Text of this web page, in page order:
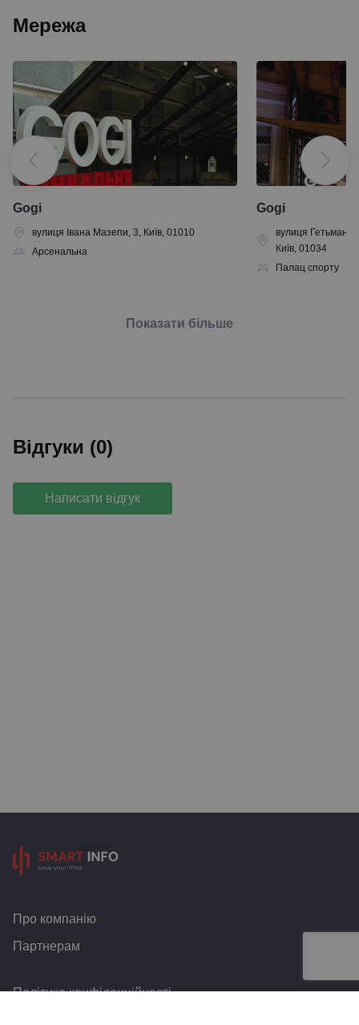
Мережа
Gogi
вулиця Івана Мазепи, 3, Київ, 01010
Арсенальна
Gogi
вулиця Гетьмана
Київ, 01034
Палац спорту
Показати більше
Відгуки (0)
Написати відгук
Про компанію
Партнерам
Політика конфіденційності